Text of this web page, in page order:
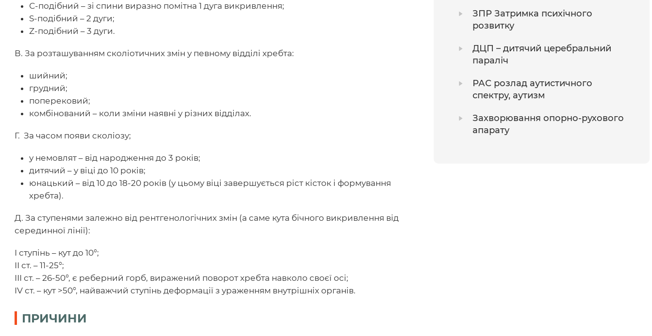
С-подібний – зі спини виразно помітна 1 дуга викривлення;
S-подібний – 2 дуги;
Z-подібний – 3 дуги.
В. За розташуванням сколіотичних змін у певному відділі хребта:
шийний;
грудний;
поперековий;
комбінований – коли зміни наявні у різних відділах.
Г. За часом появи сколіозу;
у немовлят – від народження до 3 років;
дитячий – у віці до 10 років;
юнацький – від 10 до 18-20 років (у цьому віці завершується ріст кісток і формування
хребта).
Д. За ступенями залежно від рентгенологічних змін (а саме кута бічного викривлення від
серединної лінії):
І ступінь – кут до 10°;
ІІ ст. – 11-25°;
ІІІ ст. – 26-50°, є реберний горб, виражений поворот хребта навколо своєї осі;
IV ст. – кут >50°, найважчий ступінь деформації з ураженням внутрішніх органів.
ПРИЧИНИ
ЗПР Затримка психічного
розвитку
ДЦП – дитячий церебральний
параліч
РАС розлад аутистичного
спектру, аутизм
Захворювання опорно-рухового
апарату